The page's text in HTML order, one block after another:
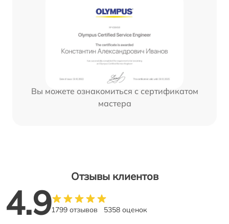
Вы можете ознакомиться с сертификатом
мастера
Отзывы клиентов
4.91799 отзывов 5358 оценок